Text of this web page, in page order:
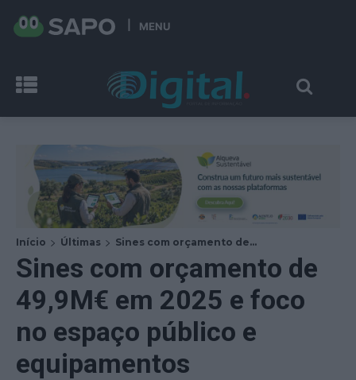
MENU
Início Últimas Sines com orçamento de...
Sines com orçamento de
49,9M€ em 2025 e foco
no espaço público e
equipamentos